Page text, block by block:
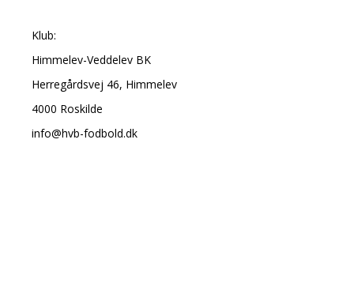
Klub:
Himmelev-Veddelev BK
Herregårdsvej 46, Himmelev
4000 Roskilde
info@hvb-fodbold.dk